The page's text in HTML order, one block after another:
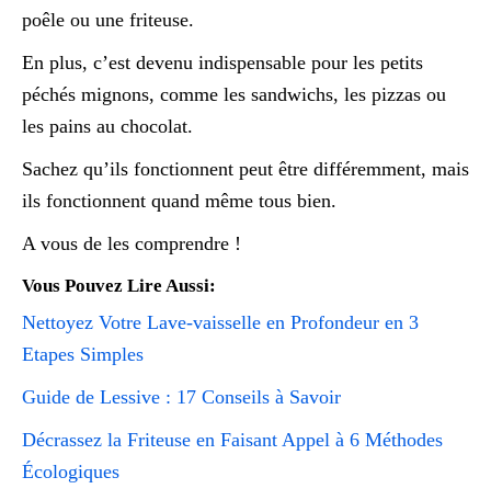
poêle ou une friteuse.
En plus, c’est devenu indispensable pour les petits
péchés mignons, comme les sandwichs, les pizzas ou
les pains au chocolat.
Sachez qu’ils fonctionnent peut être différemment, mais
ils fonctionnent quand même tous bien.
A vous de les comprendre !
Vous Pouvez Lire Aussi:
Nettoyez Votre Lave-vaisselle en Profondeur en 3
Etapes Simples
Guide de Lessive : 17 Conseils à Savoir
Décrassez la Friteuse en Faisant Appel à 6 Méthodes
Écologiques